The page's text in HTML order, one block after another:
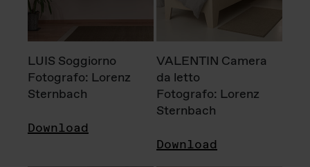
LUIS Soggiorno
Fotografo: Lorenz
Sternbach
Download
VALENTIN Camera
da letto
Fotografo: Lorenz
Sternbach
Download